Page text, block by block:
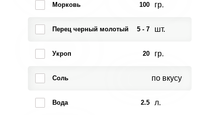
Морковь 100 гр.
Перец черный молотый 5 - 7 шт.
Укроп 20 гр.
Соль по вкусу
Вода 2.5 л.